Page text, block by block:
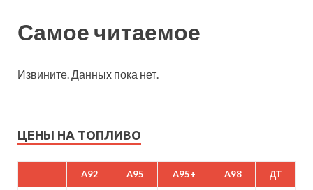
Самое читаемое
Извините. Данных пока нет.
ЦЕНЫ НА ТОПЛИВО
A92 A95 A95+ A98 ДТ